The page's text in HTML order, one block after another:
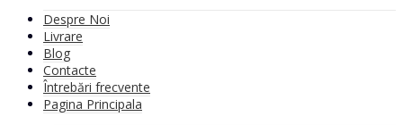
Despre Noi
Livrare
Blog
Contacte
Întrebări frecvente
Pagina Principala